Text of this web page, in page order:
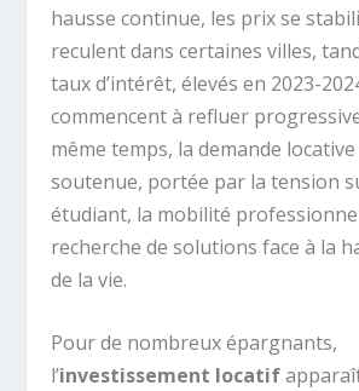
hausse continue, les prix se
reculent dans certaines villes,
taux d’intérêt, élevés en 2023-
commencent à refluer
même temps, la demande
soutenue, portée par la tension
étudiant, la mobilité
recherche de solutions face à la
de la vie.
Pour de nombreux épargnants,
l’investissement locatif